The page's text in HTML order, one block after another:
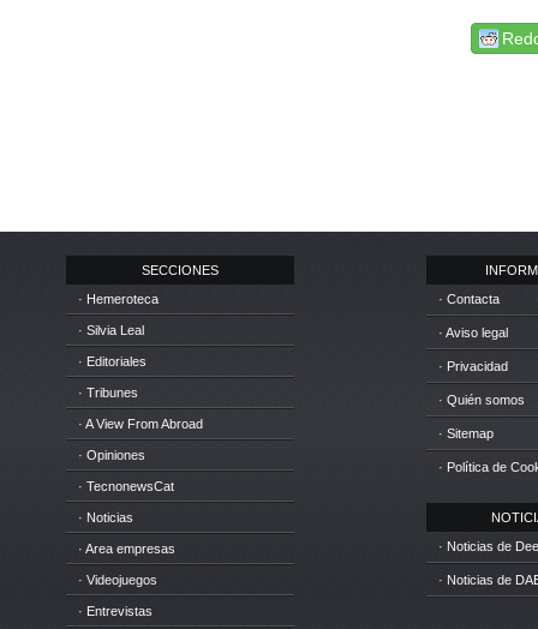
SECCIONES
· Hemeroteca
· Silvia Leal
· Editoriales
· Tribunes
· A View From Abroad
· Opiniones
· TecnonewsCat
· Noticias
· Area empresas
· Videojuegos
· Entrevistas
· Contacta
· Aviso legal
· Privacidad
· Quién somos
· Sitemap
· Política de
· Noticias de
· Noticias de